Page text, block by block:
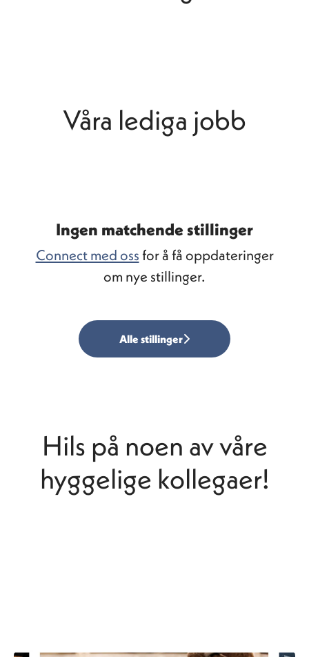
Administrasjon/forretningsstøtte
Våra lediga jobb
Ingen matchende stillinger
Connect med ossfor å få oppdateringer
om nye stillinger.
Alle stillinger
Hils på noen av våre
hyggelige kollegaer!